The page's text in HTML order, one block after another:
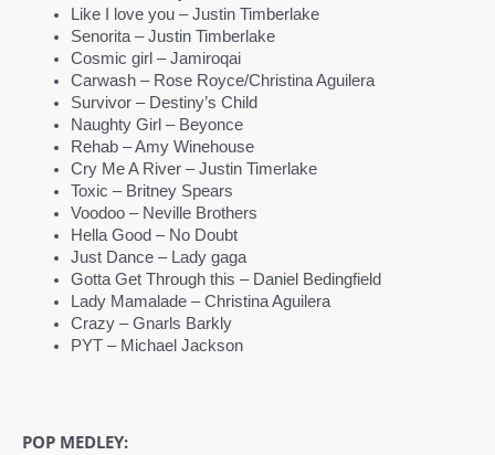
Like I love you – Justin Timberlake
Senorita – Justin Timberlake
Cosmic girl – Jamiroqai
Carwash – Rose Royce/Christina Aguilera
Survivor – Destiny’s Child
Naughty Girl – Beyonce
Rehab – Amy Winehouse
Cry Me A River – Justin Timerlake
Toxic – Britney Spears
Voodoo – Neville Brothers
Hella Good – No Doubt
Just Dance – Lady gaga
Gotta Get Through this – Daniel Bedingfield
Lady Mamalade – Christina Aguilera
Crazy – Gnarls Barkly
PYT – Michael Jackson
POP MEDLEY: